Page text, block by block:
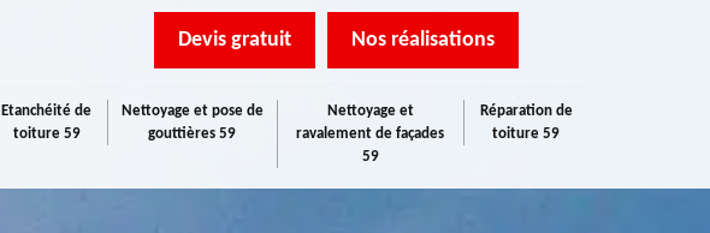
Devis gratuit Nos réalisations
Etanchéité de
toiture 59
Nettoyage et pose de
gouttières 59
Nettoyage et
ravalement de façades
59
Réparation de
toiture 59